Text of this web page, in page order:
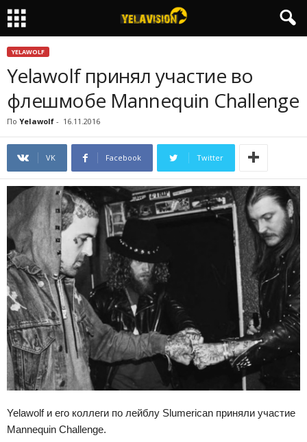
YELAWOLF
Yelawolf принял участие во
флешмобе Mannequin Challenge
По Yelawolf - 16.11.2016
VK Facebook Twitter
Yelawolf и его коллеги по лейблу Slumerican приняли участие
Mannequin Challenge.